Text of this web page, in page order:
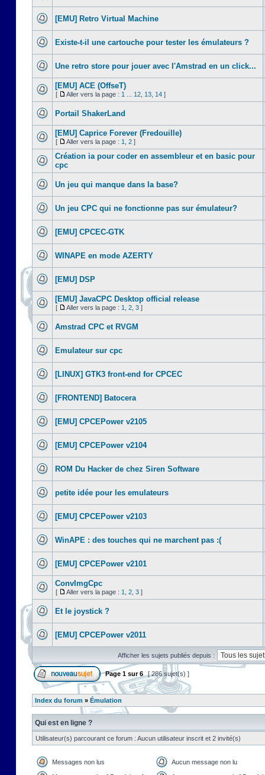
[EMU] Retro Virtual Machine
Existe-t-il une cartouche pour tester les émulateurs ?
Une retro store pour jouer avec l'Amstrad en un click...
[EMU] ACE (OffseT)
[ Aller vers la page : 1 12 13 14 ]
Portail ShakerLand
[EMU] Caprice Forever (Fredouille)
[ Aller vers la page : 1 2 ]
Création ia pour coder en assembleur et en basic pour
cpc
Un jeu qui manque dans la base?
Un jeu CPC qui ne fonctionne pas sur émulateur?
[EMU] CPCEC-GTK
WINAPE en mode AZERTY
[EMU] DSP
[EMU] JavaCPC Desktop official release
[ Aller vers la page : 1 2 3 ]
Amstrad CPC et RVGM
Emulateur sur cpc
[LINUX] GTK3 front-end for CPCEC
[FRONTEND] Batocera
[EMU] CPCEPower v2105
[EMU] CPCEPower v2104
ROM Du Hacker de chez Siren Software
petite idée pour les emulateurs
[EMU] CPCEPower v2103
WinAPE : des touches qui ne marchent pas :(
[EMU] CPCEPower v2101
ConvImgCpc
[ Aller vers la page : 1 2 3 ]
Et le joystick ?
[EMU] CPCEPower v2011
Afficher les sujets publiés depuis :
Page 1 sur6 [ 286 sujet(s) ]
Index du forum » Émulation
Qui est en ligne ?
Utilisateur(s) parcourant ce forum : Aucun utilisateur inscrit et 2 invité(s)
Messages non lus Aucun message non lu